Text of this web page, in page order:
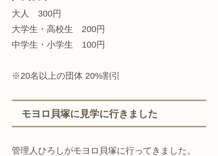
大人 300円
大学生・高校生 200円
中学生・小学生 100円
※20名以上の団体 20%割引
モヨロ貝塚に見学に行きました
管理人ひろしがモヨロ貝塚に行ってきました。